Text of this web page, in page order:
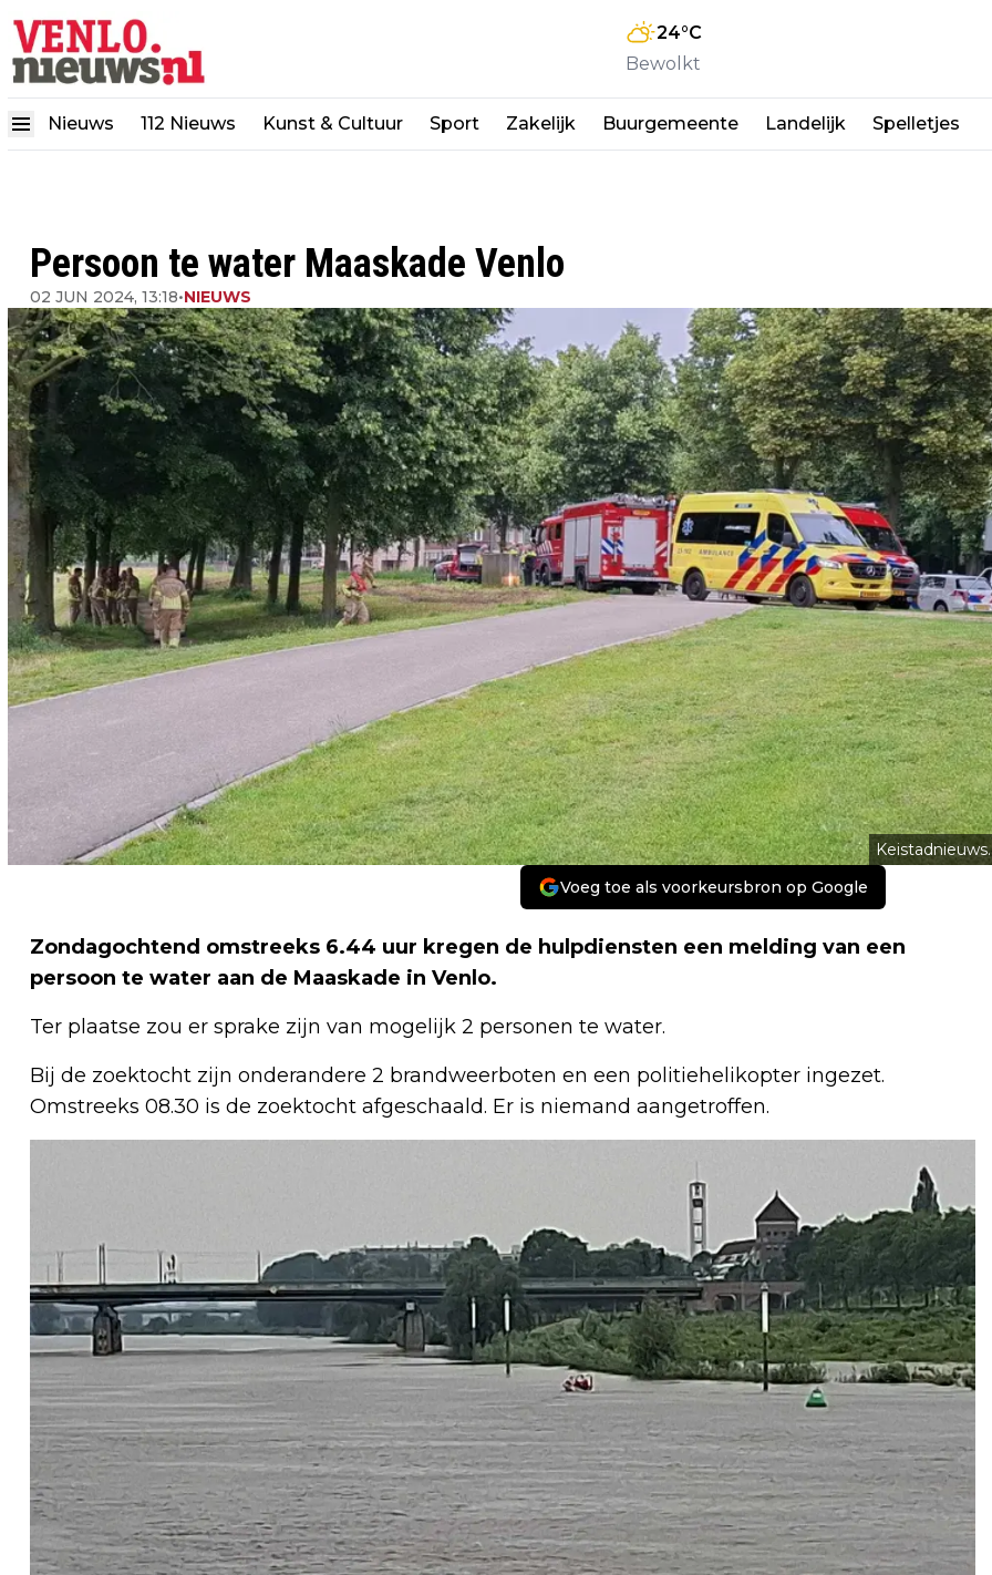
24°C
Bewolkt
Nieuws 112 Nieuws Kunst & Cultuur Sport Zakelijk Buurgemeente Landelijk Spelletjes
Persoon te water Maaskade Venlo
02 JUN 2024, 13:18•NIEUWS
Keistadnieuws.
Voeg toe als voorkeursbron op Google
Zondagochtend omstreeks 6.44 uur kregen de hulpdiensten een melding van een
persoon te water aan de Maaskade in Venlo.
Ter plaatse zou er sprake zijn van mogelijk 2 personen te water.
Bij de zoektocht zijn onderandere 2 brandweerboten en een politiehelikopter ingezet.
Omstreeks 08.30 is de zoektocht afgeschaald. Er is niemand aangetroffen.